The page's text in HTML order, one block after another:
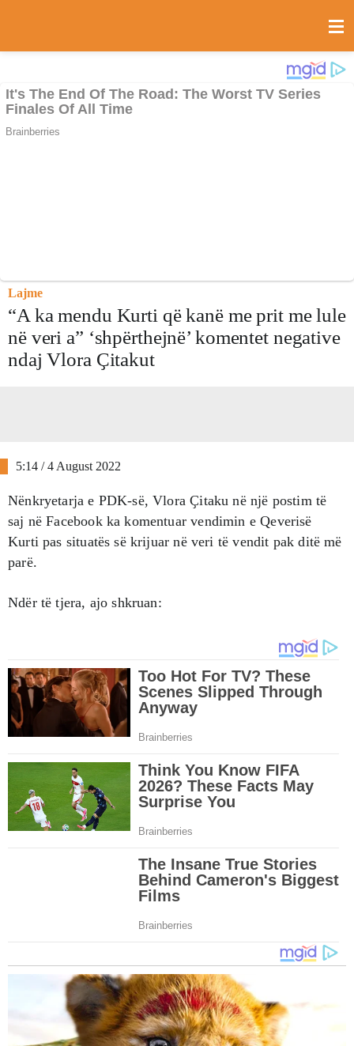
Lajme
“A ka mendu Kurti që kanë me prit me lule
në veri a” ‘shpërthejnë’ komentet negative
ndaj Vlora Ҫitakut
5:14 / 4 August 2022
Nënkryetarja e PDK-së, Vlora Ҫitaku në një postim të
saj në Facebook ka komentuar vendimin e Qeverisë
Kurti pas situatës së krijuar në veri të vendit pak ditë më
parë.
Ndër të tjera, ajo shkruan: